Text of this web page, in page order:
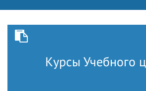
Курсы Учебного